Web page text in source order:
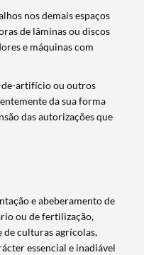
nos demais espaços
de lâminas ou discos
e máquinas com
de-artifício ou outros
da sua forma
das autorizações que
e abeberamento de
ou de fertilização,
de culturas agrícolas,
essencial e inadiável